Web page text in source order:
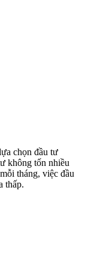
chọn đầu tư
không tốn nhiều
tháng, việc đầu
thấp.